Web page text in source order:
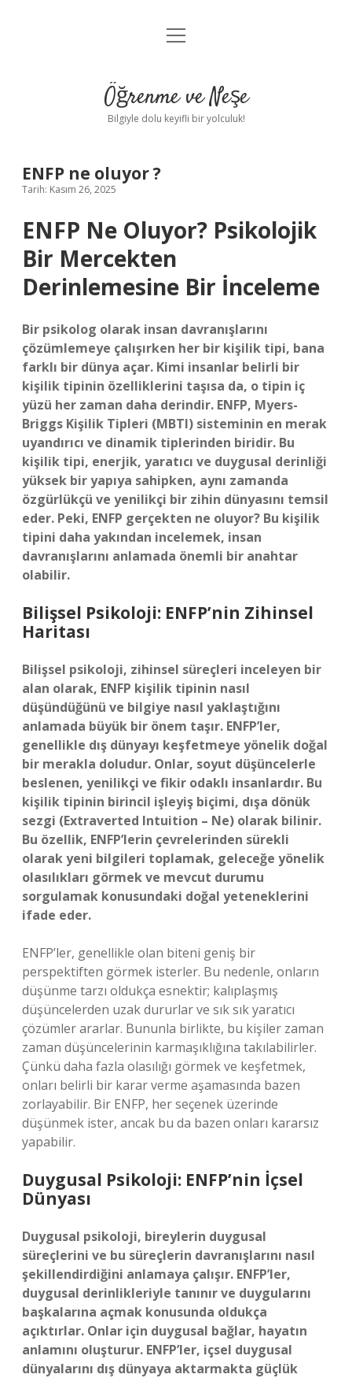
Anasayfa
Yasal Uyarı
menüyü
Öğrenme ve Neşe
Bilgiyle dolu keyifli bir yolculuk!
ENFP ne oluyor ?
Tarih: Kasım 26, 2025
ENFP Ne Oluyor? Psikolojik
Bir Mercekten
Derinlemesine Bir İnceleme
Bir psikolog olarak insan davranışlarını
çözümlemeye çalışırken her bir kişilik tipi, bana
farklı bir dünya açar. Kimi insanlar belirli bir
kişilik tipinin özelliklerini taşısa da, o tipin iç
yüzü her zaman daha derindir. ENFP, Myers-
Briggs Kişilik Tipleri (MBTI) sisteminin en merak
uyandırıcı ve dinamik tiplerinden biridir. Bu
kişilik tipi, enerjik, yaratıcı ve duygusal derinliği
yüksek bir yapıya sahipken, aynı zamanda
özgürlükçü ve yenilikçi bir zihin dünyasını temsil
eder. Peki, ENFP gerçekten ne oluyor? Bu kişilik
tipini daha yakından incelemek, insan
davranışlarını anlamada önemli bir anahtar
olabilir.
Bilişsel Psikoloji: ENFP’nin Zihinsel
Haritası
Bilişsel psikoloji, zihinsel süreçleri inceleyen bir
alan olarak, ENFP kişilik tipinin nasıl
düşündüğünü ve bilgiye nasıl yaklaştığını
anlamada büyük bir önem taşır. ENFP’ler,
genellikle dış dünyayı keşfetmeye yönelik doğal
bir merakla doludur. Onlar, soyut düşüncelerle
beslenen, yenilikçi ve fikir odaklı insanlardır. Bu
kişilik tipinin birincil işleyiş biçimi, dışa dönük
sezgi (Extraverted Intuition – Ne) olarak bilinir.
Bu özellik, ENFP’lerin çevrelerinden sürekli
olarak yeni bilgileri toplamak, geleceğe yönelik
olasılıkları görmek ve mevcut durumu
sorgulamak konusundaki doğal yeteneklerini
ifade eder.
ENFP’ler, genellikle olan biteni geniş bir
perspektiften görmek isterler. Bu nedenle, onların
düşünme tarzı oldukça esnektir; kalıplaşmış
düşüncelerden uzak dururlar ve sık sık yaratıcı
çözümler ararlar. Bununla birlikte, bu kişiler zaman
zaman düşüncelerinin karmaşıklığına takılabilirler.
Çünkü daha fazla olasılığı görmek ve keşfetmek,
onları belirli bir karar verme aşamasında bazen
zorlayabilir. Bir ENFP, her seçenek üzerinde
düşünmek ister, ancak bu da bazen onları kararsız
yapabilir.
Duygusal Psikoloji: ENFP’nin İçsel
Dünyası
Duygusal psikoloji, bireylerin duygusal
süreçlerini ve bu süreçlerin davranışlarını nasıl
şekillendirdiğini anlamaya çalışır. ENFP’ler,
duygusal derinlikleriyle tanınır ve duygularını
başkalarına açmak konusunda oldukça
açıktırlar. Onlar için duygusal bağlar, hayatın
anlamını oluşturur. ENFP’ler, içsel duygusal
dünyalarını dış dünyaya aktarmakta güçlük